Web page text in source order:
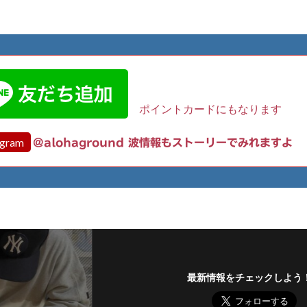
ポイントカードにもなります
@alohaground 波情報もストーリーでみれますよ
最新情報をチェックしよう